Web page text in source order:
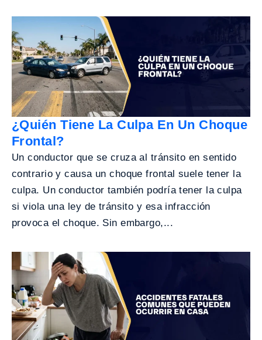
¿Quién Tiene La Culpa En Un Choque
Frontal?
Un conductor que se cruza al tránsito en sentido
contrario y causa un choque frontal suele tener la
culpa. Un conductor también podría tener la culpa
si viola una ley de tránsito y esa infracción
provoca el choque. Sin embargo,...